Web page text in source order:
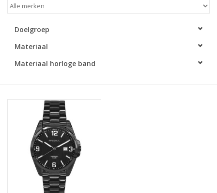
Overige
Merken
Cadeaukaarten
Doelgroep
Materiaal
Materiaal horloge band